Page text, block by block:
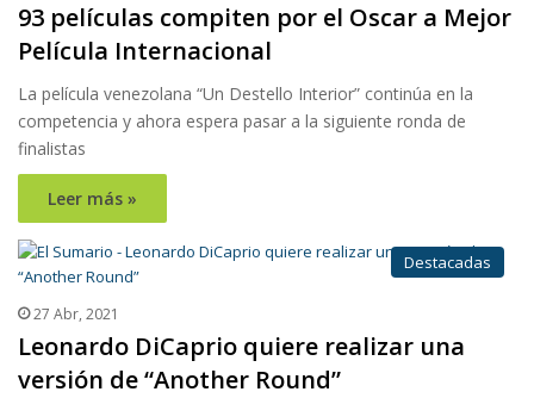
93 películas compiten por el Oscar a Mejor
Película Internacional
La película venezolana “Un Destello Interior” continúa en la
competencia y ahora espera pasar a la siguiente ronda de
finalistas
Leer más »
Destacadas
27 Abr, 2021
Leonardo DiCaprio quiere realizar una
versión de “Another Round”